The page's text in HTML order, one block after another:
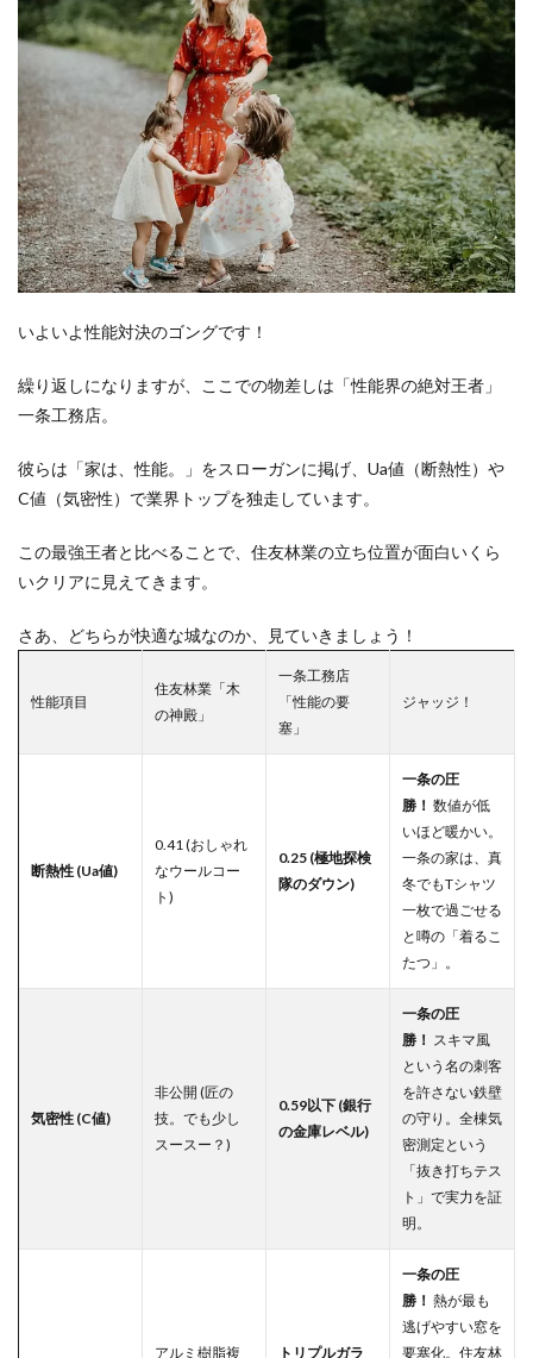
殿」
vs
能の
要
1.1
性能
対決
の結
論
2
ンド
価格
対
決！
布へ
のダ
メー
どっ
ちが
デカ
2.1
格対
論！
待っ
ハウ
いよいよ性能対決のゴングです！
繰り返しになりますが、ここでの物差しは「性能界の絶対王者」
一条工務店。
彼らは「家は、性能。」をスローガンに掲げ、Ua値（断熱性）や
C値（気密性）で業界トップを独走しています。
この最強王者と比べることで、住友林業の立ち位置が面白いくら
いクリアに見えてきます。
さあ、どちらが快適な城なのか、見ていきましょう！
性能項目
住友林業「木
の神殿」
一条工務店
「性能の要
塞」
ジャッジ！
断熱性 (Ua値)
0.41 (おしゃれ
なウールコー
ト)
0.25 (極地探検
隊のダウン)
一条の圧
勝！ 数値が低
いほど暖かい。
一条の家は、真
冬でもTシャツ
一枚で過ごせる
と噂の「着るこ
たつ」。
気密性 (C値)
非公開 (匠の
技。でも少し
スースー？)
0.59以下 (銀行
の金庫レベル)
一条の圧
勝！ スキマ風
という名の刺客
を許さない鉄壁
の守り。全棟気
密測定という
「抜き打ちテス
ト」で実力を証
明。
アルミ樹脂複 トリプルガラ
一条の圧
勝！ 熱が最も
逃げやすい窓を
要塞化。住友林